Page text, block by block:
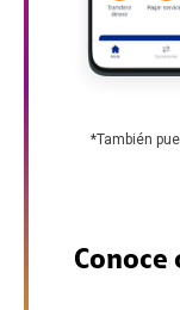
*También